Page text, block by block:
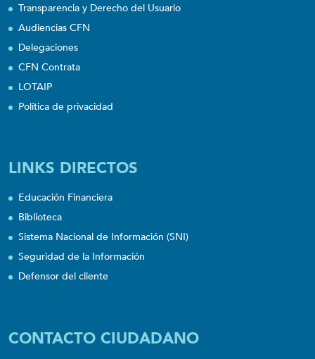
Transparencia y Derecho del Usuario
Audiencias CFN
Delegaciones
CFN Contrata
LOTAIP
Política de privacidad
LINKS DIRECTOS
Educación Financiera
Biblioteca
Sistema Nacional de Información (SNI)
Seguridad de la Información
Defensor del cliente
CONTACTO CIUDADANO